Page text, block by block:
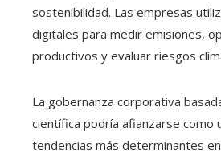
sostenibilidad. Las empresas
digitales para medir emisiones,
productivos y evaluar riesgos
La gobernanza corporativa
científica podría afianzarse como
tendencias más determinantes